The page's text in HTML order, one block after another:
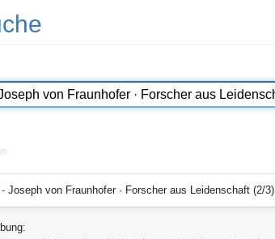
Joseph von Fraunhofer · Forscher aus Leidenschaft (2/3)